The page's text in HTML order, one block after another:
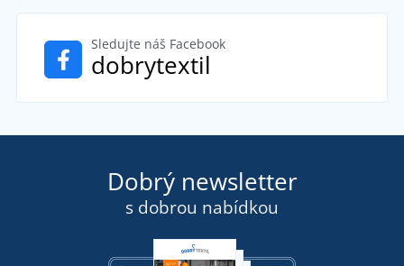
Sledujte náš Facebook
dobrytextil
Dobrý newsletter
s dobrou nabídkou